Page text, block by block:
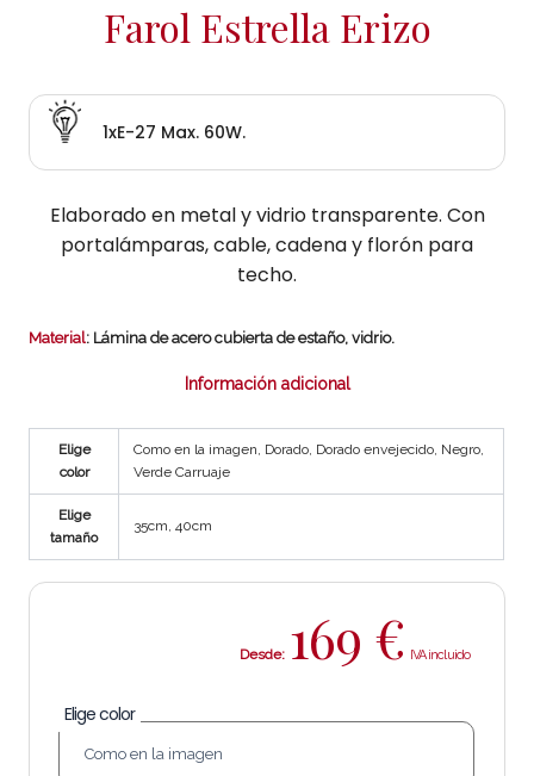
Farol Estrella Erizo
1xE-27 Max. 60W.
Elaborado en metal y vidrio transparente. Con
portalámparas, cable, cadena y florón para
techo.
Material: Lámina de acero cubierta de estaño, vidrio.
Información adicional
Elige
color
Como en la imagen, Dorado, Dorado envejecido, Negro,
Verde Carruaje
Elige
tamaño
35cm, 40cm
Desde: 169 €
Elige color